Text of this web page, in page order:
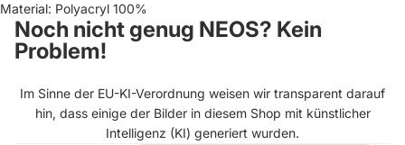
Material: Polyacryl 100%
Noch nicht genug NEOS? Kein
Problem!
Im Sinne der EU-KI-Verordnung weisen wir transparent darauf
hin, dass einige der Bilder in diesem Shop mit künstlicher
Intelligenz (KI) generiert wurden.